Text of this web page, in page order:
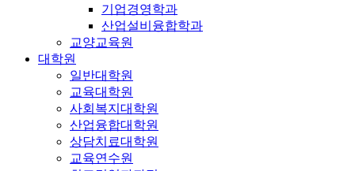
기업경영학과
산업설비융합학과
교양교육원
대학원
일반대학원
교육대학원
사회복지대학원
산업융합대학원
상담치료대학원
교육연수원